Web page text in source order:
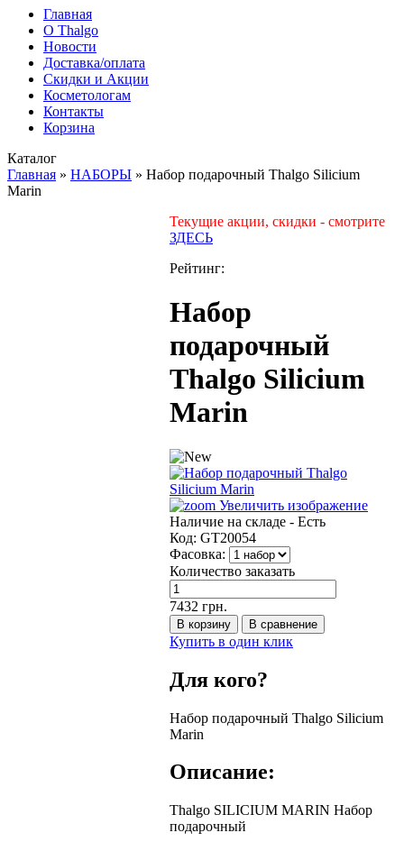
Главная
O Thalgo
Новости
Доставка/оплата
Скидки и Акции
Косметологам
Контакты
Корзина
Каталог
Главная » НАБОРЫ » Набор подарочный Thalgo Silicium
Marin
Текущие акции, скидки - смотрите
ЗДЕСЬ
Рейтинг:
Набор
подарочный
Thalgo Silicium
Marin
Увеличить изображение
Наличие на складе - Есть
Код: GT20054
Фасовка:
Количество заказать
7432 грн.
Купить в один клик
Для кого?
Набор подарочный Thalgo Silicium
Marin
Описание:
Thalgo SILICIUM MARIN Набор
подарочный